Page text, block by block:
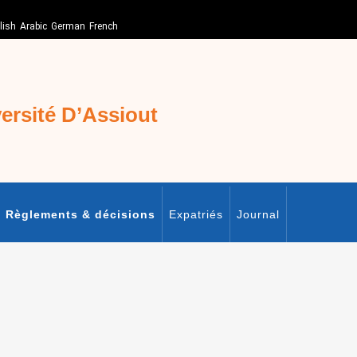
Arabic German French
D’Assiout
Règlements & décisions Expatriés Journal